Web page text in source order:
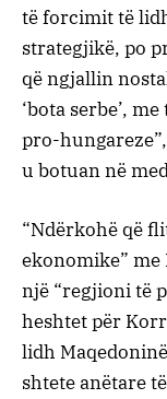
të forcimit të
strategjikë, po
që ngjallin
‘bota serbe’,
pro-
u botuan në
“Ndërkohë që
ekonomike”
një “regjioni të
heshtet për
lidh
shtete anëtare